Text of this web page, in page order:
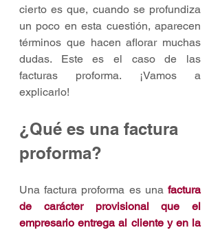
cierto es que, cuando se profundiza
un poco en esta cuestión, aparecen
términos que hacen aflorar muchas
dudas. Este es el caso de las
facturas proforma. ¡Vamos a
explicarlo!
¿Qué es una factura
proforma?
Una factura proforma es una factura
de carácter provisional que el
empresario entrega al cliente y en la